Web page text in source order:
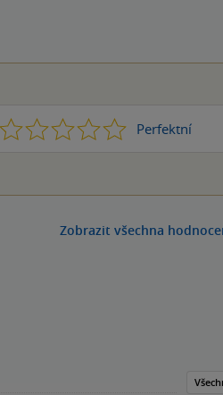
1 2 3 4 Perfektní
5
Zobrazit všechna